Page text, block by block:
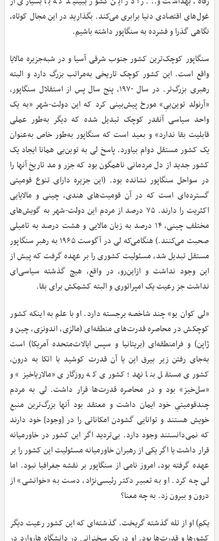
غول‌های اقتصادی دنیا برابری می‌کند. بگذارید در این مجال کوتاه،
نگاهی گذرا و فشرده به سنگاپور داشته باشیم.
سنگاپور کوچک‌ترین کشور جنوب شرقی آسیا و در شبه‌جزیره مالایا
واقع است. این کشور کوچک تاریخی به‌مراتب بزرگ دارد و البته
رهبری بزرگ‌تر. در سال ۱۹۷۰، پنج سال پس از استقلال سنگاپور،
«آرنولد توین‌بیِ» مورخ پیش‌بینی کرد که این دولت-شهر «به یک
واحد سیاسی آنقدر کوچک تبدیل ‌شده که دیگر به‌طور عملی
قابلیت بقا ندارد» و بعید است که سنگاپور به‌طور خاص به‌عنوان
یک کشور مستقل دوام بیاورد. پاسخ لی به توین‌بی همانا ایجاد یک
کشور جدید از دل مردمانی ناهمگون بود که جزر و مد تاریخ آنها را
در سواحل سنگاپور نشانده بود. (این جزیره دارای تنوع قومیتی
گسترده‌ای است که در آن قومیت‌های هندی، چینی و مالایایی
اکثریت را دارند. ۷۵ درصد از مردم این دولت-شهر به گویش‌های
مختلف چینی، ۱۴ درصد به زبان مالایی و هشت درصد به تامیلی
صحبت می‌کنند.) هنگامی‌که لی در آگوست ۱۹۶۵ به رهبر سنگاپورِ
مستقل تبدیل شد، مسئولیت کشوری را بر عهده گرفت که پیش ‌از
این وجود نداشت و ازاین‌رو، در واقع، هیچ گذشته سیاسی‌ای
نداشت جز رعیت یک امپراتوری و البته کشمکش برای بقا.
«لی کوان یو» چند شاخصه برجسته دارد. او با علم به اینکه کشور
کوچکش در محاصره قدرت‌های منطقه‌ای (مالزی، اندونزی، چین و
ژاپن) و فرامنطقه‌ای (بریتانیا و سپس ایالات‌متحده آمریکا) است
به‌جای رفتن زیر بیرق این یا آن قدرت کوشید با اتکا به درون،
کشوری مستقل بنا نهد؛ کشوری که روزگاری «مالاریا‌خیز» و
«سل‌خیز» بود و در محاصره قدرت‌ها قرار داشت. لی به مردم
چندقومیتیِ خود ایمان داشت و معتقد بود آنها بزرگ‌ترین منبع
خویش هستند و توانایی گشودن امکاناتی را در [وجود] خود دارند
که نمی‌دانستند وجود دارد. بی‌تردید اگر این کشور در خاورمیانه
قرار داشت یا اگر یکی از رهبران خاورمیانه مسئولیت این کشور را بر
عهده گرفته بود، امروز نامی از سنگاپور بر نقشه جغرافیا نبود. اما
لی چه کرد. او به تعبیر دکتر رئیسی‌نژاد، دست به «خوانشی» از
درون و بیرون زد. به چه معنا؟
یکم) او از تله گذشته گریخت. گذشته‌ای که این کشور رعیت دیگر